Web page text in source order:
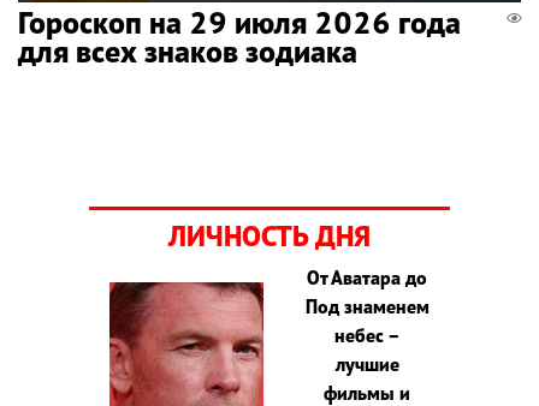
Гороскоп на 29 июля 2026 года
для всех знаков зодиака
ЛИЧНОСТЬ ДНЯ
От Аватара до
Под знаменем
небес –
лучшие
фильмы и